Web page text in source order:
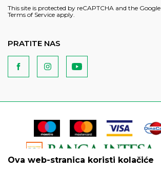
This site is protected by reCAPTCHA and the Google
Terms of Service apply.
PRATITE NAS
Ova web-stranica koristi kolačiće